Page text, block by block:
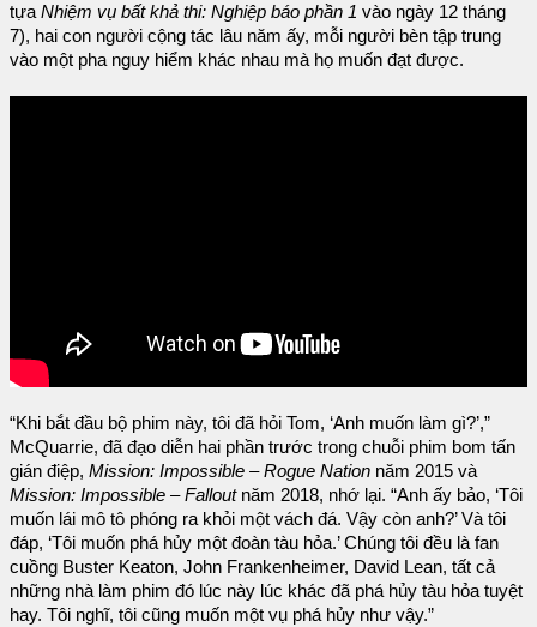
tựa Nhiệm vụ bất khả thi: Nghiệp báo phần 1 vào ngày 12 tháng
7), hai con người cộng tác lâu năm ấy, mỗi người bèn tập trung
vào một pha nguy hiểm khác nhau mà họ muốn đạt được.
“Khi bắt đầu bộ phim này, tôi đã hỏi Tom, ‘Anh muốn làm gì?’,”
McQuarrie, đã đạo diễn hai phần trước trong chuỗi phim bom tấn
gián điệp, Mission: Impossible – Rogue Nation năm 2015 và
Mission: Impossible – Falloutnăm 2018, nhớ lại. “Anh ấy bảo, ‘Tôi
muốn lái mô tô phóng ra khỏi một vách đá. Vậy còn anh?’ Và tôi
đáp, ‘Tôi muốn phá hủy một đoàn tàu hỏa.’ Chúng tôi đều là fan
cuồng Buster Keaton, John Frankenheimer, David Lean, tất cả
những nhà làm phim đó lúc này lúc khác đã phá hủy tàu hỏa tuyệt
hay. Tôi nghĩ, tôi cũng muốn một vụ phá hủy như vậy.”